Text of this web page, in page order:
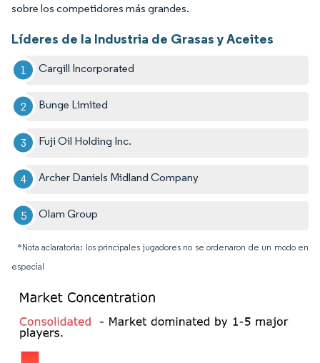
sobre los competidores más grandes.
Líderes de la Industria de Grasas y Aceites
Cargill Incorporated
Bunge Limited
Fuji Oil Holding Inc.
Archer Daniels Midland Company
Olam Group
*Nota aclaratoria: los principales jugadores no se ordenaron de un modo en
especial